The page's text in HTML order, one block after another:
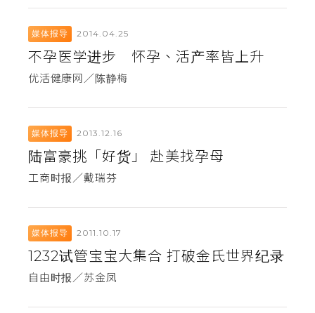
媒体报导 2014.04.25
不孕医学进步 怀孕、活产率皆上升
优活健康网／陈静梅
媒体报导 2013.12.16
陆富豪挑「好货」 赴美找孕母
工商时报／戴瑞芬
媒体报导 2011.10.17
1232试管宝宝大集合 打破金氏世界纪录
自由时报／苏金凤